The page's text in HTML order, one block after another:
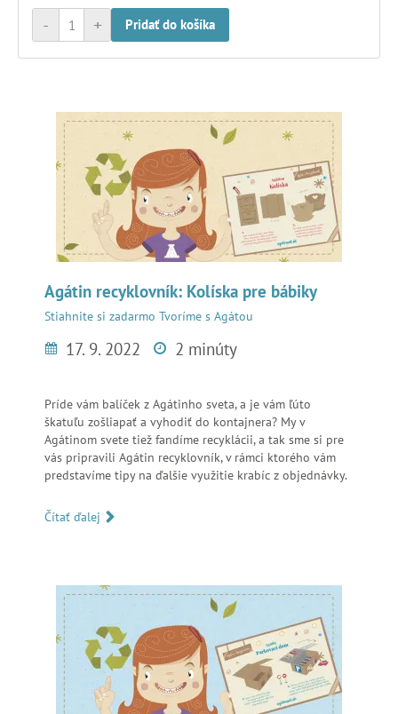
+
- Pridať do košíka
Agátin recyklovník: Kolíska pre bábiky
Stiahnite si zadarmo Tvoríme s Agátou
17. 9. 2022 2 minúty
Príde vám balíček z Agátinho sveta, a je vám ľúto
škatuľu zošliapať a vyhodiť do kontajnera? My v
Agátinom svete tiež fandíme recyklácii, a tak sme si pre
vás pripravili Agátin recyklovník, v rámci ktorého vám
predstavíme tipy na ďalšie využitie krabíc z objednávky.
Čítať ďalej